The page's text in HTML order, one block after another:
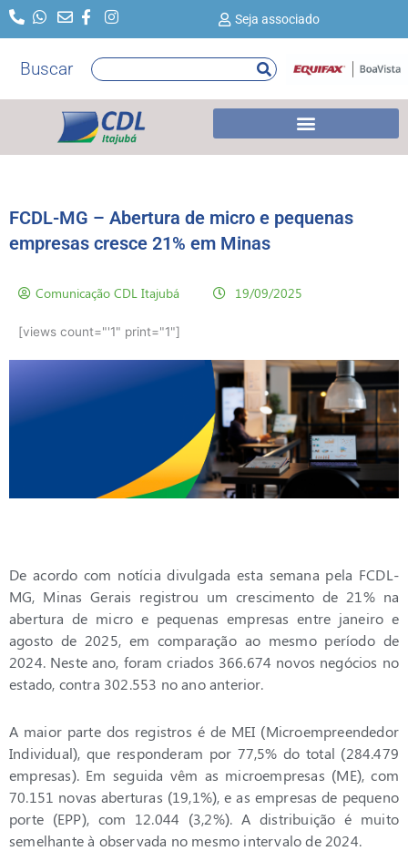
para
conteúdo
Seja associado
Buscar Pesquisar
FCDL-MG – Abertura de micro e pequenas
empresas cresce 21% em Minas
Comunicação CDL Itajubá
[views count="'1" print="1"]
19/09/2025
De acordo com notícia divulgada esta semana pela FCDL-
MG, Minas Gerais registrou um crescimento de 21% na
abertura de micro e pequenas empresas entre janeiro e
agosto de 2025, em comparação ao mesmo período de
2024. Neste ano, foram criados 366.674 novos negócios no
estado, contra 302.553 no ano anterior.
A maior parte dos registros é de MEI (Microempreendedor
Individual), que responderam por 77,5% do total (284.479
empresas). Em seguida vêm as microempresas (ME), com
70.151 novas aberturas (19,1%), e as empresas de pequeno
porte (EPP), com 12.044 (3,2%). A distribuição é muito
semelhante à observada no mesmo intervalo de 2024.